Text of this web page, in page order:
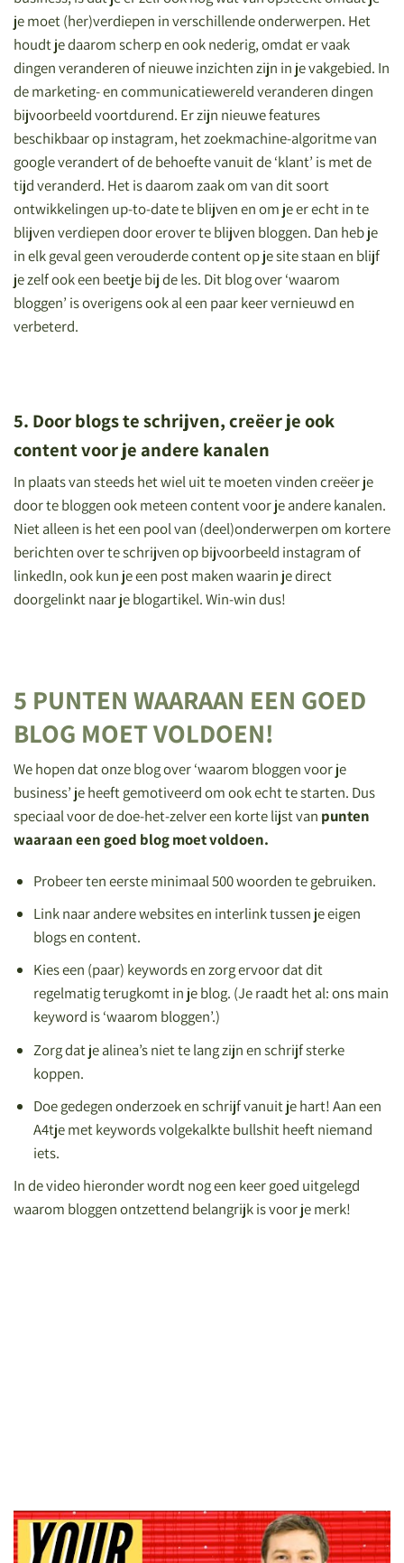
je moet (her)verdiepen in verschillende onderwerpen. Het
houdt je daarom scherp en ook nederig, omdat er vaak
dingen veranderen of nieuwe inzichten zijn in je vakgebied. In
de marketing- en communicatiewereld veranderen dingen
bijvoorbeeld voortdurend. Er zijn nieuwe features
beschikbaar op instagram, het zoekmachine-algoritme van
google verandert of de behoefte vanuit de ‘klant’ is met de
tijd veranderd. Het is daarom zaak om van dit soort
ontwikkelingen up-to-date te blijven en om je er echt in te
blijven verdiepen door erover te blijven bloggen. Dan heb je
in elk geval geen verouderde content op je site staan en blijf
je zelf ook een beetje bij de les. Dit blog over ‘waarom
bloggen’ is overigens ook al een paar keer vernieuwd en
verbeterd.
5. Door blogs te schrijven, creëer je ook
content voor je andere kanalen
In plaats van steeds het wiel uit te moeten vinden creëer je
door te bloggen ook meteen content voor je andere kanalen.
Niet alleen is het een pool van (deel)onderwerpen om kortere
berichten over te schrijven op bijvoorbeeld instagram of
linkedIn, ook kun je een post maken waarin je direct
doorgelinkt naar je blogartikel. Win-win dus!
5 PUNTEN WAARAAN EEN GOED
BLOG MOET VOLDOEN!
We hopen dat onze blog over ‘waarom bloggen voor je
business’ je heeft gemotiveerd om ook echt te starten. Dus
speciaal voor de doe-het-zelver een korte lijst van punten
waaraan een goed blog moet voldoen.
Probeer ten eerste minimaal 500 woorden te gebruiken.
Link naar andere websites en interlink tussen je eigen
blogs en content.
Kies een (paar) keywords en zorg ervoor dat dit
regelmatig terugkomt in je blog. (Je raadt het al: ons main
keyword is ‘waarom bloggen’.)
Zorg dat je alinea’s niet te lang zijn en schrijf sterke
koppen.
Doe gedegen onderzoek en schrijf vanuit je hart! Aan een
A4tje met keywords volgekalkte bullshit heeft niemand
iets.
In de video hieronder wordt nog een keer goed uitgelegd
waarom bloggen ontzettend belangrijk is voor je merk!